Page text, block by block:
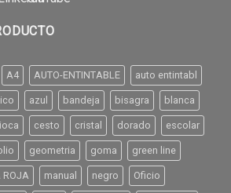
A4 AUTO-ENTINTABLE auto entintabl
azul bandeja bisagra blanca
cesto cristal dorado escolar
geometria goma green line
ROJA manual negro Oficio